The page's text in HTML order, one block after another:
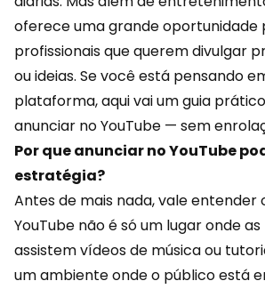
oferece uma grande oportunidade
profissionais que querem divulgar
ou ideias. Se você está pensando
plataforma, aqui vai um guia
anunciar no YouTube — sem
Por que anunciar no YouTube
estratégia?
Antes de mais nada, vale entender
YouTube não é só um lugar onde
assistem vídeos de música ou
um ambiente onde o público está